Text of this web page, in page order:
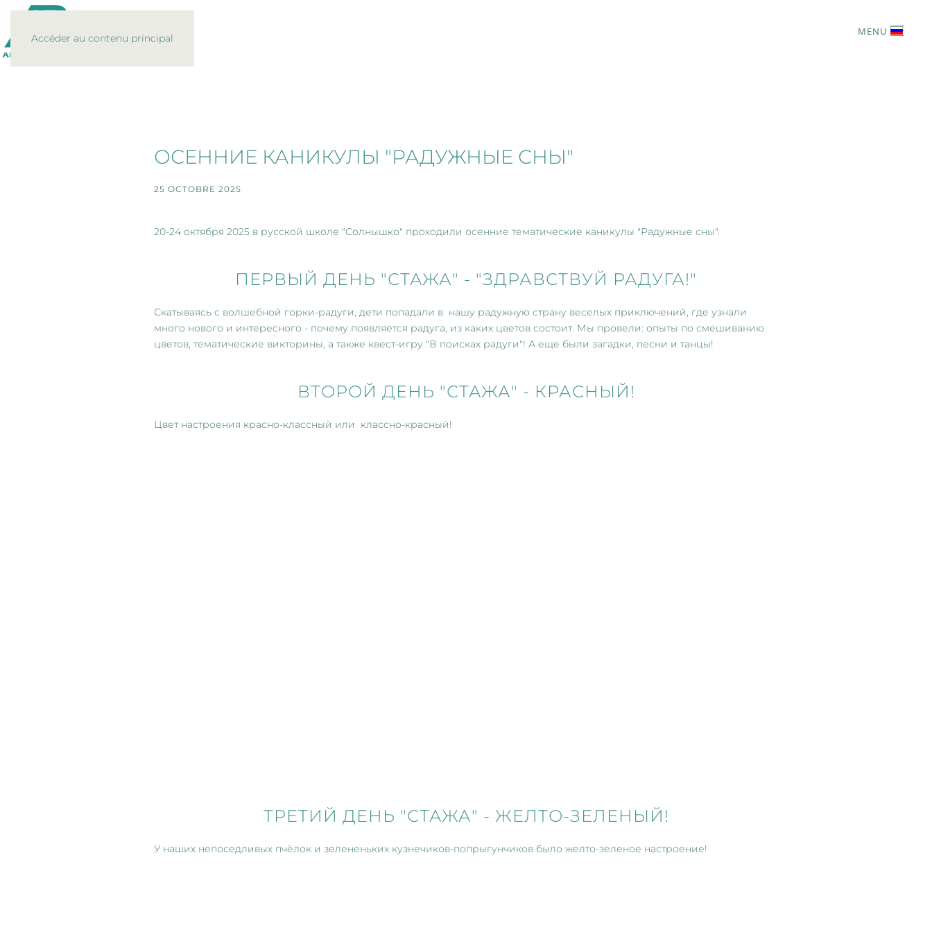
Accéder au contenu principal
MENU
ОСЕННИЕ КАНИКУЛЫ "РАДУЖНЫЕ СНЫ"
25 OCTOBRE 2025
20-24 октября 2025 в русской школе "Солнышко" проходили осенние тематические каникулы "Радужные сны".
ПЕРВЫЙ ДЕНЬ "СТАЖА" - "ЗДРАВСТВУЙ РАДУГА!"
Скатываясь с волшебной горки-радуги, дети попадали в нашу радужную страну веселых приключений, где узнали
много нового и интересного - почему появляется радуга, из каких цветов состоит. Мы провели: опыты по смешиванию
цветов, тематические викторины, а также квест-игру "В поисках радуги"! А еще были загадки, песни и танцы!
ВТОРОЙ ДЕНЬ "СТАЖА" - КРАСНЫЙ!
Цвет настроения красно-классный или классно-красный!
ТРЕТИЙ ДЕНЬ "СТАЖА" - ЖЕЛТО-ЗЕЛЕНЫЙ!
У наших непоседливых пчёлок и зелененьких кузнечиков-попрыгунчиков было желто-зеленое настроение!